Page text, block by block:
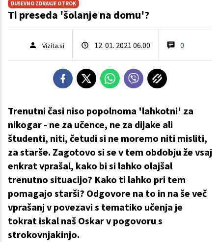
DUŠEVNO ZDRAVJE OTROK
Ti preseda 'šolanje na domu'?
Vizita.si 12. 01. 2021 06.00 0
Trenutni časi niso popolnoma 'lahkotni' za
nikogar - ne za učence, ne za dijake ali
študenti, niti, četudi si ne moremo niti misliti,
za starše. Zagotovo si se v tem obdobju že vsaj
enkrat vprašal, kako bi si lahko olajšal
trenutno situacijo? Kako ti lahko pri tem
pomagajo starši? Odgovore na to in na še več
vprašanj v povezavi s tematiko učenja je
tokrat iskal naš Oskar v pogovoru s
strokovnjakinjo.